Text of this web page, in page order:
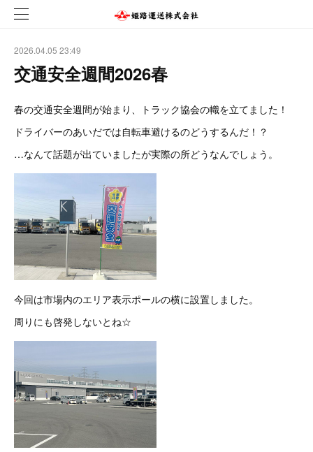
2026.04.05 23:49
交通安全週間2026春
春の交通安全週間が始まり、トラック協会の幟を立てました！
ドライバーのあいだでは自転車避けるのどうするんだ！？
…なんて話題が出ていましたが実際の所どうなんでしょう。
今回は市場内のエリア表示ポールの横に設置しました。
周りにも啓発しないとね☆